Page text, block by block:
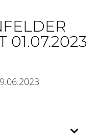
01.07.2023